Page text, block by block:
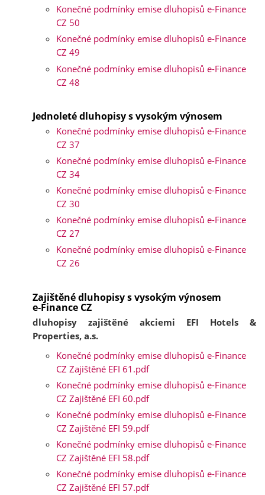
Konečné podmínky emise dluhopisů e-Finance
CZ 50
Konečné podmínky emise dluhopisů e-Finance
CZ 49
Konečné podmínky emise dluhopisů e-Finance
CZ 48
Jednoleté dluhopisy s vysokým výnosem
Konečné podmínky emise dluhopisů e-Finance
CZ 37
Konečné podmínky emise dluhopisů e-Finance
CZ 34
Konečné podmínky emise dluhopisů e-Finance
CZ 30
Konečné podmínky emise dluhopisů e-Finance
CZ 27
Konečné podmínky emise dluhopisů e-Finance
CZ 26
Zajištěné dluhopisy s vysokým výnosem
e‑Finance CZ
dluhopisy zajištěné akciemi EFI Hotels &
Properties, a.s.
Konečné podmínky emise dluhopisů e-Finance
CZ Zajištěné EFI 61.pdf
Konečné podmínky emise dluhopisů e-Finance
CZ Zajištěné EFI 60.pdf
Konečné podmínky emise dluhopisů e-Finance
CZ Zajištěné EFI 59.pdf
Konečné podmínky emise dluhopisů e-Finance
CZ Zajištěné EFI 58.pdf
Konečné podmínky emise dluhopisů e-Finance
CZ Zajištěné EFI 57.pdf